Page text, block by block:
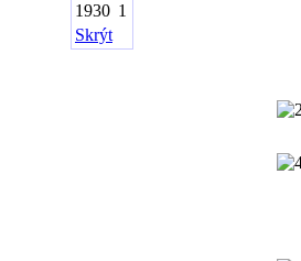
1930 1
Skrýt